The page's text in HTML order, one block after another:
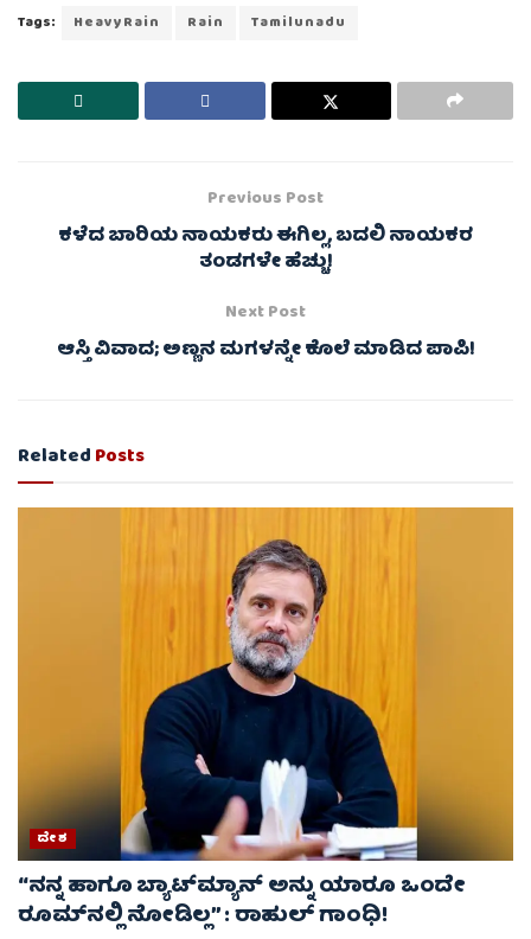
Tags: HeavyRain Rain Tamilunadu
Previous Post
ಕಳೆದ ಬಾರಿಯ ನಾಯಕರು ಈಗಿಲ್ಲ, ಬದಲಿ ನಾಯಕರ
ತಂಡಗಳೇ ಹೆಚ್ಚು!
Next Post
ಆಸ್ತಿ ವಿವಾದ; ಅಣ್ಣನ ಮಗಳನ್ನೇ ಕೊಲೆ ಮಾಡಿದ ಪಾಪಿ!
RelatedPosts
ದೇಶ
“ನನ್ನ ಹಾಗೂ ಬ್ಯಾಟ್‌ಮ್ಯಾನ್ ಅನ್ನು ಯಾರೂ ಒಂದೇ
ರೂಮ್‌ನಲ್ಲಿ ನೋಡಿಲ್ಲ” : ರಾಹುಲ್ ಗಾಂಧಿ!